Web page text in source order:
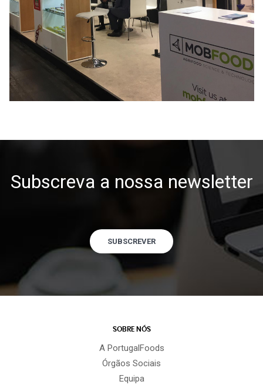
Subscreva a nossa newsletter
SUBSCREVER
SOBRE NÓS
A PortugalFoods
Órgãos Sociais
Equipa